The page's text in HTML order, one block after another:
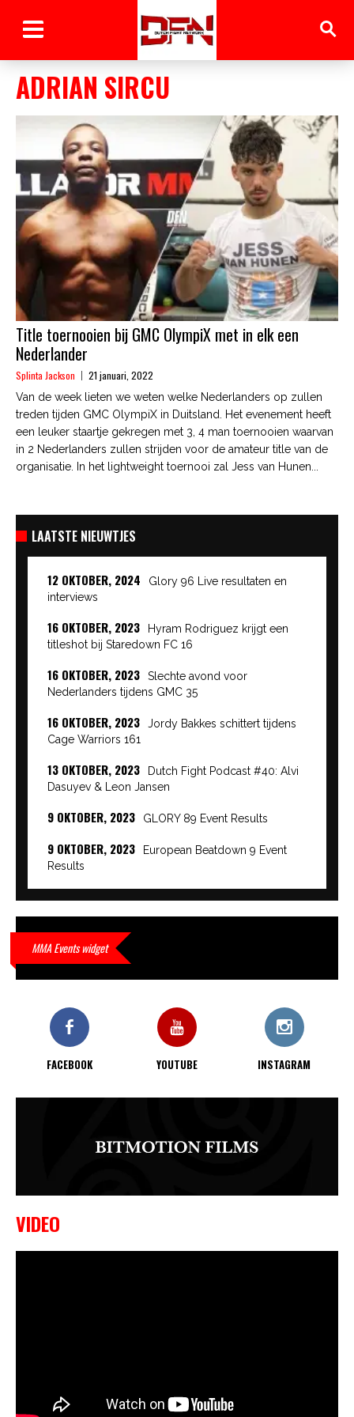
ADRIAN SIRCU
Title toernooien bij GMC OlympiX met in elk een
Nederlander
Splinta Jackson 21 januari, 2022
Van de week lieten we weten welke Nederlanders op zullen
treden tijden GMC OlympiX in Duitsland. Het evenement heeft
een leuker staartje gekregen met 3, 4 man toernooien waarvan
in 2 Nederlanders zullen strijden voor de amateur title van de
organisatie. In het lightweight toernooi zal Jess van Hunen...
LAATSTE NIEUWTJES
12 OKTOBER, 2024
Glory 96 Live resultaten en
interviews
16 OKTOBER, 2023
Hyram Rodriguez krijgt een
titleshot bij Staredown FC 16
16 OKTOBER, 2023
Slechte avond voor
Nederlanders tijdens GMC 35
16 OKTOBER, 2023
Jordy Bakkes schittert tijdens
Cage Warriors 161
13 OKTOBER, 2023
Dutch Fight Podcast #40: Alvi
Dasuyev & Leon Jansen
9 OKTOBER, 2023 GLORY 89 Event Results
9 OKTOBER, 2023
European Beatdown 9 Event
Results
9 OKTOBER, 2023
waar hij van gemaakt is…
KO bij CWA Lowlands 7
MMA Events widget
FACEBOOK YOUTUBE INSTAGRAM
VIDEO